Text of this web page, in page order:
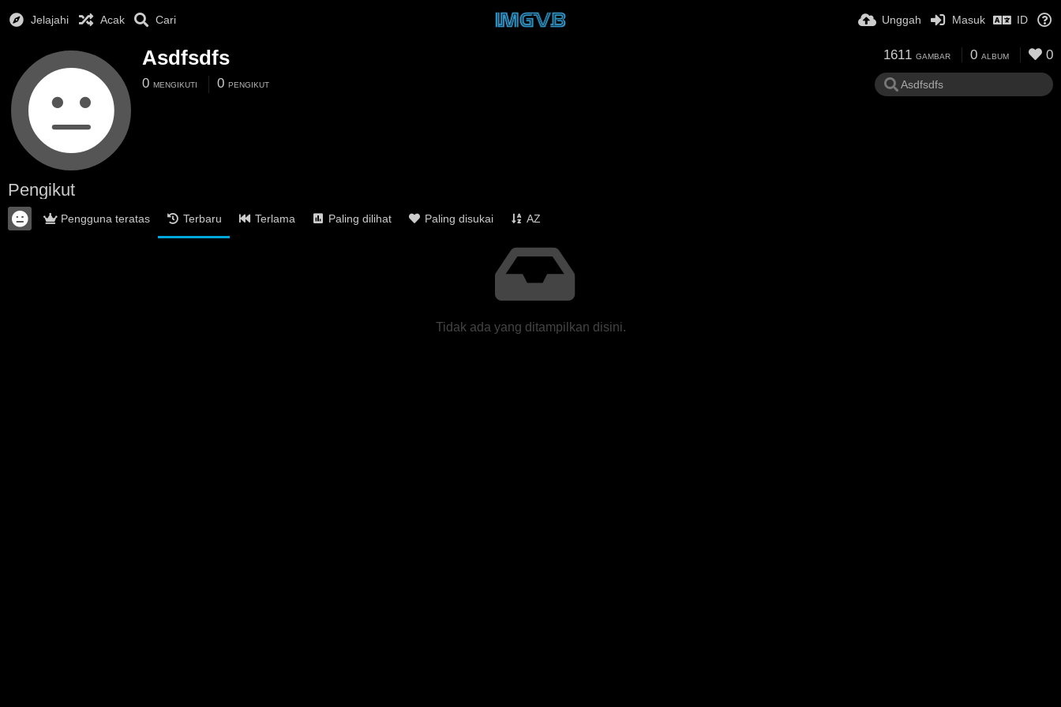
Jelajahi Acak Cari Unggah Masuk ID
Asdfsdfs
0 MENGIKUTI 0 PENGIKUT
1611 GAMBAR 0 ALBUM 0
Pengikut
Pengguna teratas Terbaru Terlama Paling dilihat Paling disukai AZ
Tidak ada yang ditampilkan disini.